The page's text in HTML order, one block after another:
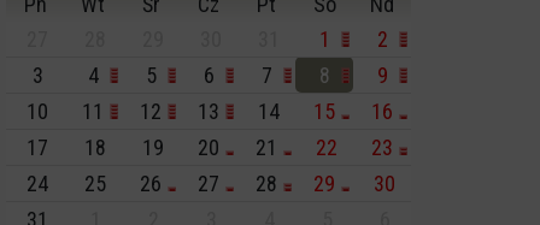
1
2
3
4 5 6 7 8
9
10
11 12 13 14 15
16
17
18 19 20 21 22
23
24
25 26 27 28 29
30
31